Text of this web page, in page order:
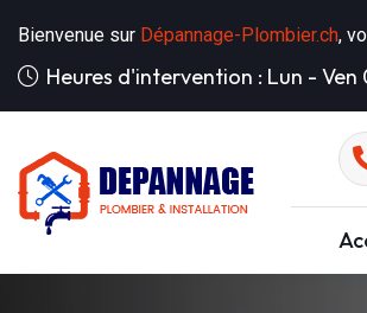
Bienvenue sur Dépannage-Plombier.ch,
Heures d'intervention : Lun -